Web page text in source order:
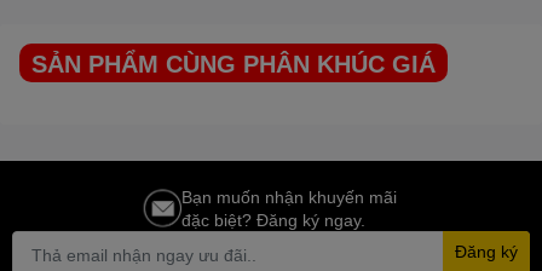
thực phẩm như thịt, cá, rau củ, …trong thời gian dài.
TủSANAKYLòng côi tủ phẳng dễ dàng vệ sinh, sắp xếp tủ
SẢN PHẨM CÙNG PHÂN KHÚC GIÁ
Bạn muốn nhận khuyến mãi
đặc biệt? Đăng ký ngay.
Đăng ký